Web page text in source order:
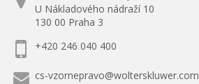
U Nákladového nádraží 10
130 00 Praha 3
+420 246 040 400
cs-vzornepravo@wolterskluwer.com